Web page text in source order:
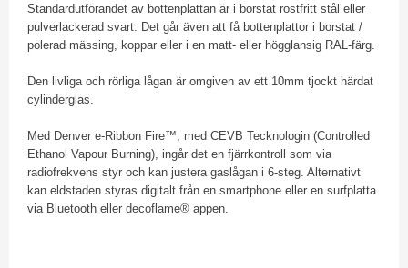
Standardutförandet av bottenplattan är i borstat rostfritt stål eller
pulverlackerad svart. Det går även att få bottenplattor i borstat /
polerad mässing, koppar eller i en matt- eller högglansig RAL-färg.
Den livliga och rörliga lågan är omgiven av ett 10mm tjockt härdat
cylinderglas.
​Med Denver e-Ribbon Fire™, med CEVB Tecknologin (Controlled
Ethanol Vapour Burning), ingår det en fjärrkontroll som via
radiofrekvens styr och kan justera gaslågan i 6-steg. Alternativt
kan eldstaden styras digitalt från en smartphone eller en surfplatta
via Bluetooth eller decoflame® appen.